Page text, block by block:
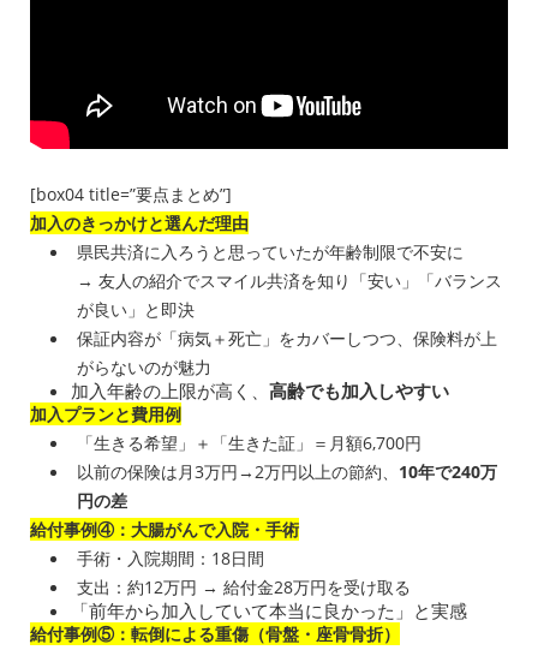
[box04 title=”要点まとめ”]
加入のきっかけと選んだ理由
県民共済に入ろうと思っていたが年齢制限で不安に
→ 友人の紹介でスマイル共済を知り「安い」「バランス
が良い」と即決
保証内容が「病気＋死亡」をカバーしつつ、保険料が上
がらないのが魅力
加入年齢の上限が高く、高齢でも加入しやすい
加入プランと費用例
「生きる希望」＋「生きた証」＝月額6,700円
以前の保険は月3万円→2万円以上の節約、 10年で240万
円の差
給付事例④：大腸がんで入院・手術
手術・入院期間：18日間
支出：約12万円 → 給付金28万円を受け取る
「前年から加入していて本当に良かった」と実感
給付事例⑤：転倒による重傷（骨盤・座骨骨折）